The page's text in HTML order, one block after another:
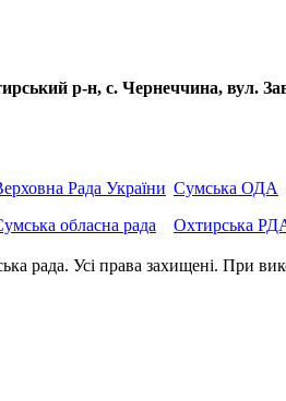
р-н, с. Чернеччина,
Рада України
обласна рада
Сумська ОДА
Охтирська
рада. Усi права захищенi. При